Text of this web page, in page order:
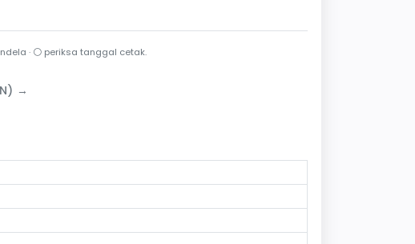
cetak
· ⚪ periksa tanggal cetak.
→